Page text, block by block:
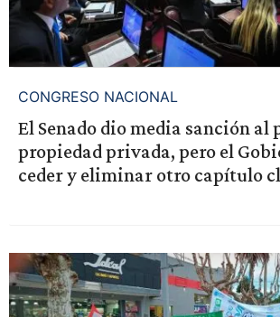
CONGRESO NACIONAL
El Senado dio media sanción al
propiedad privada, pero el
ceder y eliminar otro capítulo